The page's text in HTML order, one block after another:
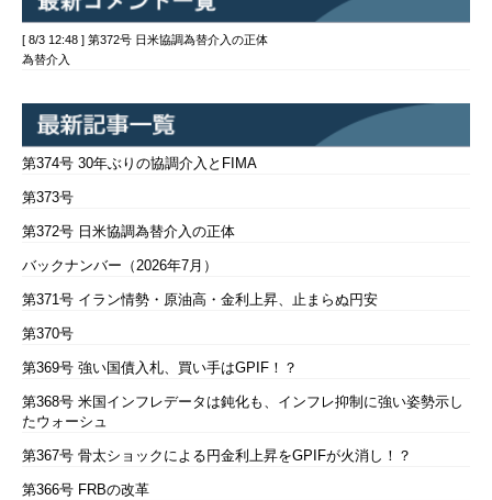
[ 8/3 12:48 ] 第372号 日米協調為替介入の正体
為替介入
第374号 30年ぶりの協調介入とFIMA
第373号
第372号 日米協調為替介入の正体
バックナンバー（2026年7月）
第371号 イラン情勢・原油高・金利上昇、止まらぬ円安
第370号
第369号 強い国債入札、買い手はGPIF！？
第368号 米国インフレデータは鈍化も、インフレ抑制に強い姿勢示し
たウォーシュ
第367号 骨太ショックによる円金利上昇をGPIFが火消し！？
第366号 FRBの改革